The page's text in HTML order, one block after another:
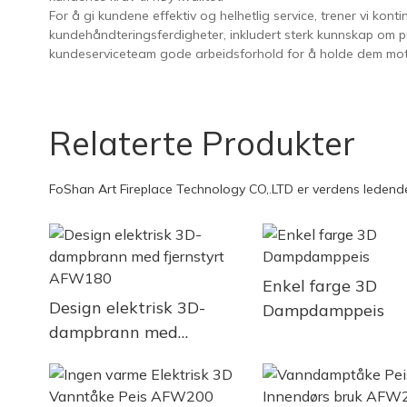
For å gi kundene effektiv og helhetlig service, trener vi
kundehåndteringsferdigheter, inkludert sterk kunnskap om
kundeserviceteam gode arbeidsforhold for å holde dem
Relaterte Produkter
FoShan Art Fireplace Technology CO,.LTD er verdens
Design elektrisk 3D-
dampbrann med
Enkel farge 3D
Dampdamppeis